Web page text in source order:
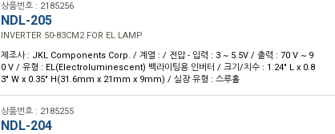
상품번호 : 2185256
NDL-205
INVERTER 50-83CM2 FOR EL LAMP
제조사 : JKL Components Corp. / 계열 : / 전압 - 입력 : 3 ~ 5.5V / 출력 : 70 V ~ 9
0 V / 유형 : EL(Electroluminescent) 백라이팅용 인버터 / 크기/치수 : 1.24" L x 0.8
3" W x 0.35" H(31.6mm x 21mm x 9mm) / 실장 유형 : 스루홀
상품번호 : 2185255
NDL-204